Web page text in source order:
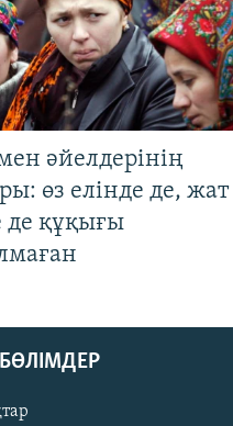
әйелдерінің
өз елінде де, жат
де құқығы
БӨЛІМДЕР